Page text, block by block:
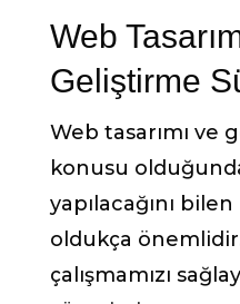
Web
Geliştirme
Web tasarımı ve
konusu
yapılacağını
oldukça
çalışmamızı